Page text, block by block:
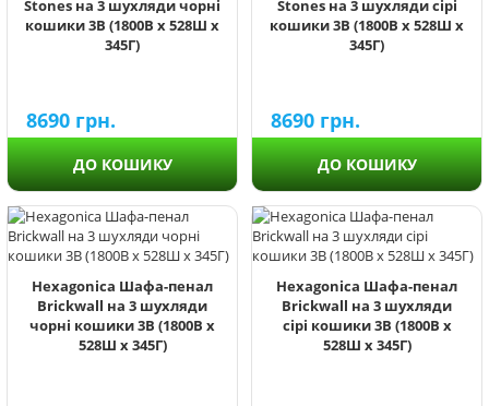
Stones на 3 шухляди чорні
кошики 3В (1800В х 528Ш х
345Г)
8690 грн.
ДО КОШИКУ
Stones на 3 шухляди сірі
кошики 3В (1800В х 528Ш х
345Г)
8690 грн.
ДО КОШИКУ
Hexagonica Шафа-пенал
Brickwall на 3 шухляди
чорні кошики 3В (1800В х
528Ш х 345Г)
Hexagonica Шафа-пенал
Brickwall на 3 шухляди
сірі кошики 3В (1800В х
528Ш х 345Г)